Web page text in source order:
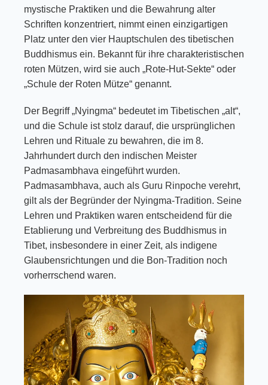
mystische Praktiken und die Bewahrung alter
Schriften konzentriert, nimmt einen einzigartigen
Platz unter den vier Hauptschulen des tibetischen
Buddhismus ein. Bekannt für ihre charakteristischen
roten Mützen, wird sie auch „Rote-Hut-Sekte“ oder
„Schule der Roten Mütze“ genannt.
Der Begriff „Nyingma“ bedeutet im Tibetischen „alt“,
und die Schule ist stolz darauf, die ursprünglichen
Lehren und Rituale zu bewahren, die im 8.
Jahrhundert durch den indischen Meister
Padmasambhava eingeführt wurden.
Padmasambhava, auch als Guru Rinpoche verehrt,
gilt als der Begründer der Nyingma-Tradition. Seine
Lehren und Praktiken waren entscheidend für die
Etablierung und Verbreitung des Buddhismus in
Tibet, insbesondere in einer Zeit, als indigene
Glaubensrichtungen und die Bon-Tradition noch
vorherrschend waren.